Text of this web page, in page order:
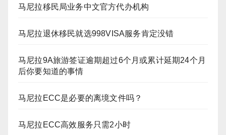
马尼拉移民局业务中文官方代办机构
马尼拉退休移民就选998VISA服务肯定没错
马尼拉9A旅游签证逾期超过6个月或累计延期24个月
后你要知道的事情
马尼拉ECC是必要的离境文件吗？
马尼拉ECC高效服务只需2小时